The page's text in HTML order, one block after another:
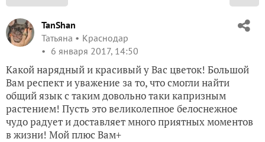
TanShan
Татьяна
Краснодар
6 января 2017, 14:50
Какой нарядный и красивый у Вас цветок! Большой
Вам респект и уважение за то, что смогли найти
общий язык с таким довольно таки капризным
растением! Пусть это великолепное белоснежное
чудо радует и доставляет много приятных моментов
в жизни! Мой плюс Вам+